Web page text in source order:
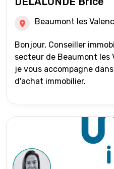
Beaumont les
Bonjour, Conseiller immobilier du réseau IAD sur le
secteur de Beaumont les
je vous accompagne
d'achat immobilier.